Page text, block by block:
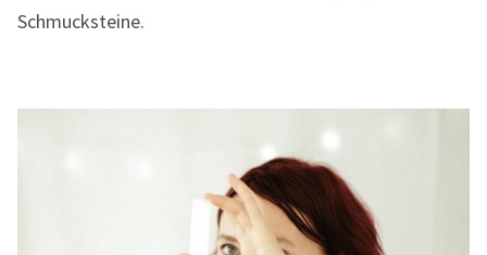
Schmucksteine.